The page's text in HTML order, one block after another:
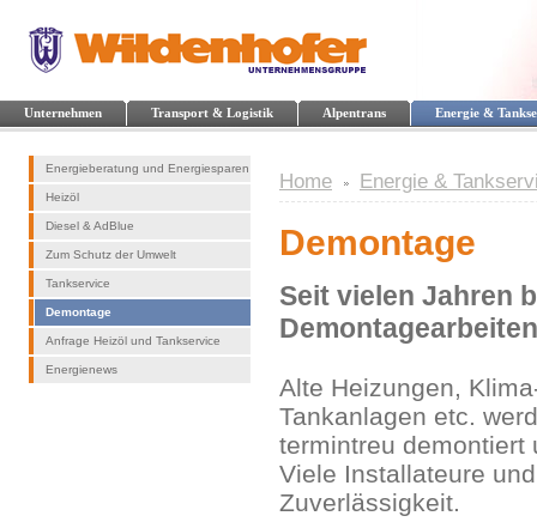
Unternehmen Transport & Logistik Alpentrans Energie &
Energieberatung und Energiesparen
Heizöl
Diesel & AdBlue
Zum Schutz der Umwelt
Tankservice
Demontage
Anfrage Heizöl und Tankservice
Energienews
Home Energie &
Demontage
Seit vielen Jahren
Alte Heizungen,
Tankanlagen etc.
termintreu
Viele Installateure
Zuverlässigkeit.